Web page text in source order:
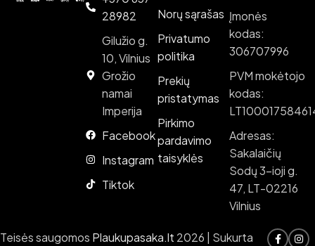
28982
Gilužio g.
10, Vilnius
Grožio
namai
Imperija
Facebook
Instagram
Tiktok
Norų sąrašas
Privatumo
politika
Prekių
pristatymas
Pirkimo
pardavimo
taisyklės
Įmonės
kodas:
306707996
PVM mokėtojo
kodas:
Adresas:
Sakalaičių
Sodų 3-ioji g.
47, LT-02216
Vilnius
Teisės saugomos Plaukupasaka.lt 2026 | Sukurta